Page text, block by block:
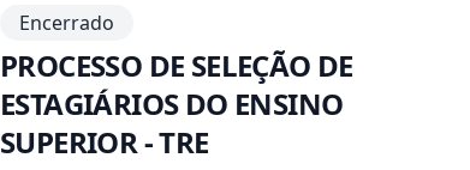
Encerrado
PROCESSO DE SELEÇÃO DE
ESTAGIÁRIOS DO ENSINO
SUPERIOR - TRE